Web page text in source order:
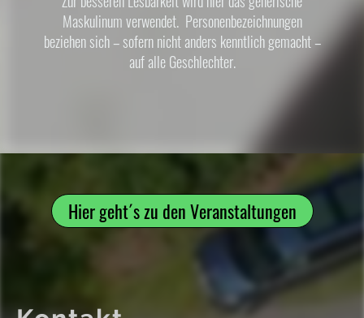
Maskulinum verwendet. Personenbezeichnungen
beziehen sich – sofern nicht anders kenntlich gemacht –
auf alle Geschlechter.
Hier geht´s zu den Veranstaltungen